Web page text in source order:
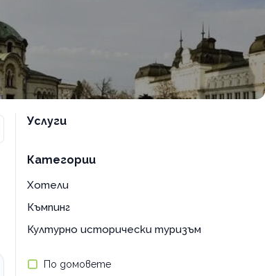
Услуги
Категории
Хотели
Къмпинг
Културно исторически туризъм
По домовете